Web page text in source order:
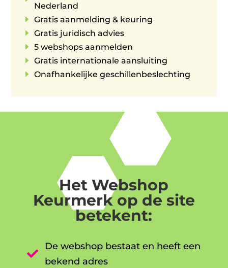
Nederland
E Gratis aanmelding & keuring
E Gratis juridisch advies
E 5 webshops aanmelden
E Gratis internationale aansluiting
E Onafhankelijke geschillenbeslechting
Het Webshop
Keurmerk op de site
betekent:

De webshop bestaat en heeft een
bekend adres